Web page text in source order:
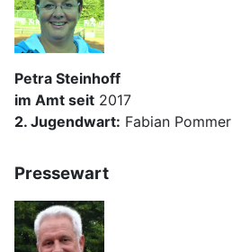
Petra Steinhoff
im Amt seit 2017
2. Jugendwart: Fabian Pommer
Pressewart